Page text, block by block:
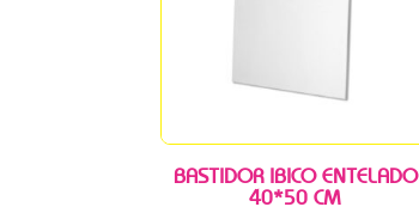
BASTIDOR IBICO ENTELADO
40*50 CM